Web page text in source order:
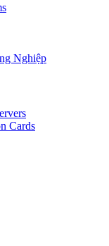
Nghiệp
Cards